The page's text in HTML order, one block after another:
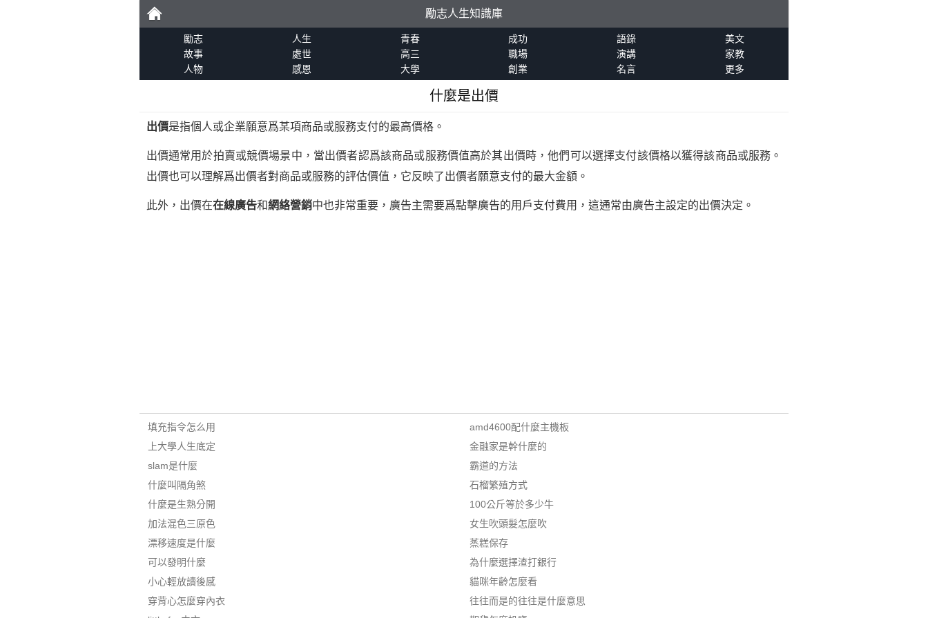
勵
勵志人生知識庫
勵志 人生 青春 成功 語錄
美文
故事
處世 高三 職場 演講
家教
人物
感恩 大學 創業 名言 更多
什麼是出價
出價是指個人或企業願意爲某項商品或服務支付的最高價格。
出價通常用於拍賣或競價場景中，當出價者認爲該商品或服務價值高於其出價時，他們可以選擇支付該價格以獲得該商品或服務。
出價也可以理解爲出價者對商品或服務的評估價值，它反映了出價者願意支付的最大金額。
此外，出價在在線廣告和網絡營銷中也非常重要，廣告主需要爲點擊廣告的用戶支付費用，這通常由廣告主設定的出價決定。
填充指令怎么用
上大學人生底定
slam是什麼
什麼叫隔角煞
什麼是生熟分開
加法混色三原色
漂移速度是什麼
可以發明什麼
小心輕放讀後感
穿背心怎麼穿內衣
amd4600配什麼主機板
金融家是幹什麼的
霸道的方法
石榴繁殖方式
100公斤等於多少牛
女生吹頭髮怎麼吹
蒸糕保存
為什麼選擇渣打銀行
貓咪年齡怎麼看
往往而是的往往是什麼意思